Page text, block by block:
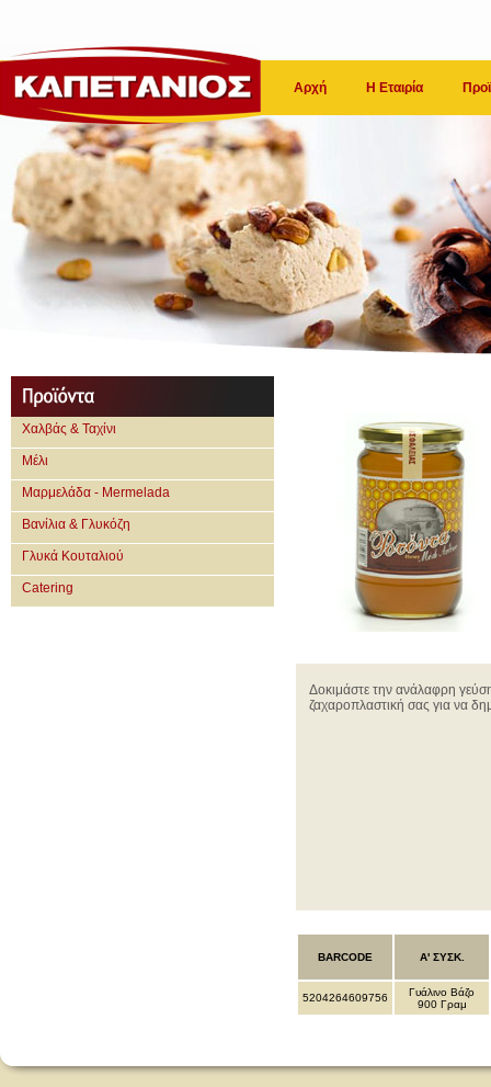
Αρχή Η Εταιρία
Χαλβάς & Ταχίνι
Μέλι
Μαρμελάδα - Mermelada
Βανίλια & Γλυκόζη
Γλυκά Κουταλιού
Catering
Δοκιμάστε την ανάλαφρη
ζαχαροπλαστική σας για να
BARCODE Α' ΣΥΣΚ.
5204264609756
Γυάλινο Βάζο
900 Γραμ